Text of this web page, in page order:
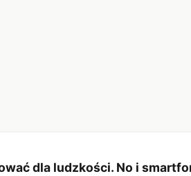
dla ludzkości. No i